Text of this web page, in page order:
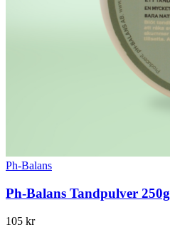
Ph-Balans
Ph-Balans Tandpulver 250g
105 kr